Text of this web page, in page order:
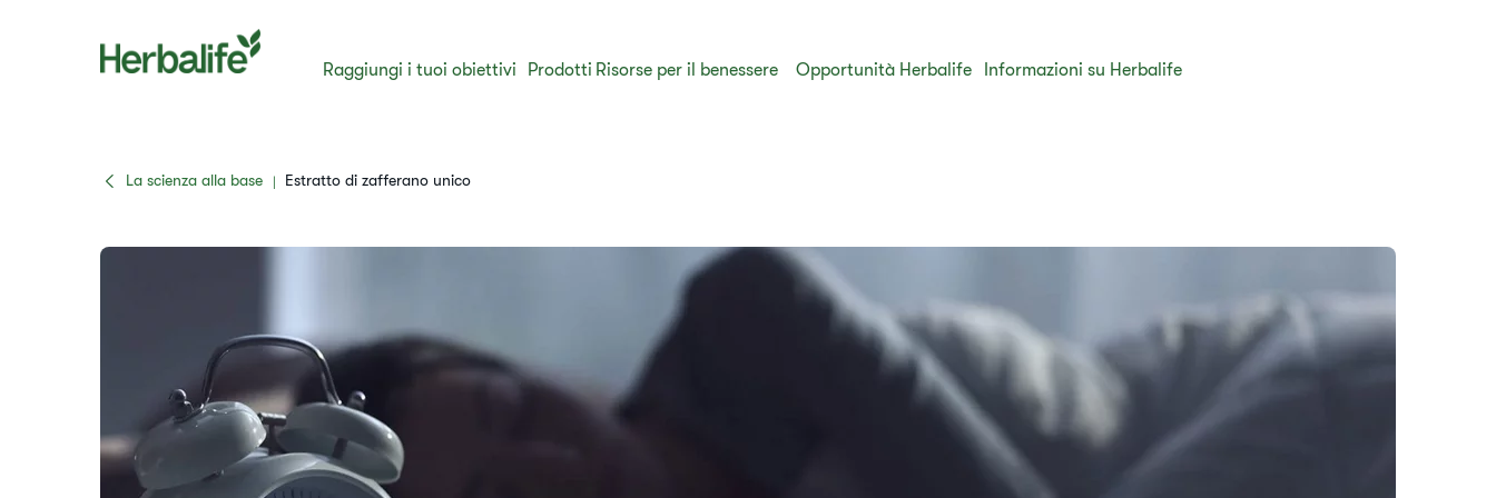
Raggiungi i tuoi obiettivi Prodotti ​Risorse per il benessere Opportunità Herbalife Informazioni su Herbalife
La scienza alla base | ​​Estratto di zafferano unico​